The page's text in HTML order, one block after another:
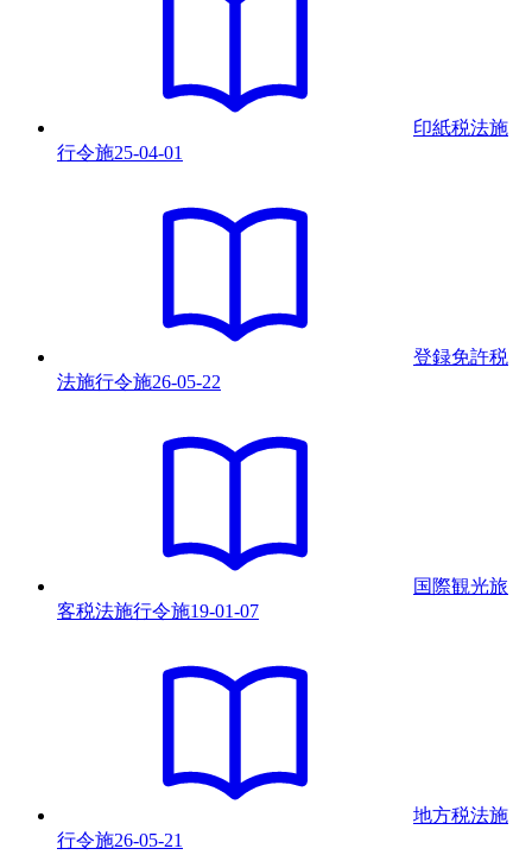
印紙税法施
行令施25-04-01
登録免許税
法施行令施26-05-22
国際観光旅
客税法施行令施19-01-07
地方税法施
行令施26-05-21